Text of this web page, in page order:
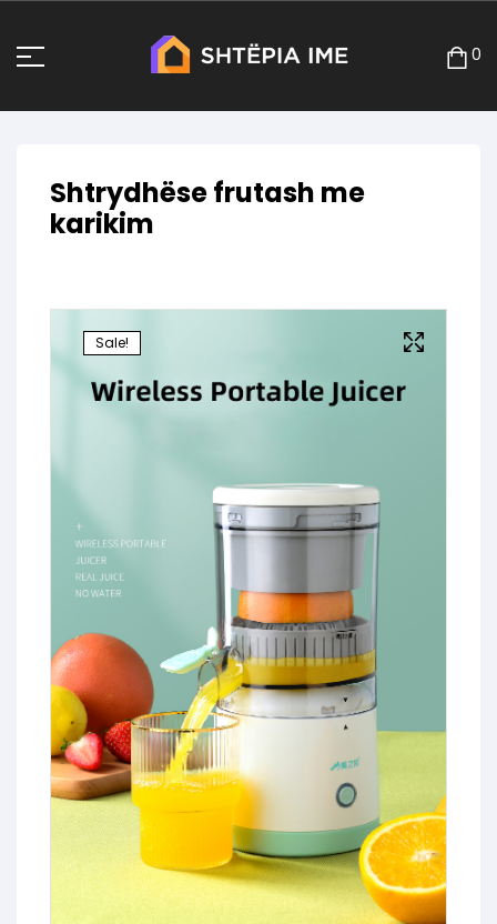
0
Shtrydhëse frutash me
karikim
Sale!